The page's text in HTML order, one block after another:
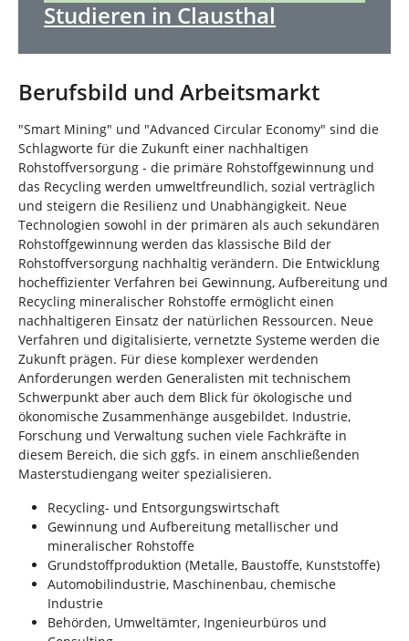
Studieren in Clausthal
Berufsbild und Arbeitsmarkt
"Smart Mining" und "Advanced Circular Economy" sind die
Schlagworte für die Zukunft einer nachhaltigen
Rohstoffversorgung - die primäre Rohstoffgewinnung und
das Recycling werden umweltfreundlich, sozial verträglich
und steigern die Resilienz und Unabhängigkeit. Neue
Technologien sowohl in der primären als auch sekundären
Rohstoffgewinnung werden das klassische Bild der
Rohstoffversorgung nachhaltig verändern. Die Entwicklung
hocheffizienter Verfahren bei Gewinnung, Aufbereitung und
Recycling mineralischer Rohstoffe ermöglicht einen
nachhaltigeren Einsatz der natürlichen Ressourcen. Neue
Verfahren und digitalisierte, vernetzte Systeme werden die
Zukunft prägen. Für diese komplexer werdenden
Anforderungen werden Generalisten mit technischem
Schwerpunkt aber auch dem Blick für ökologische und
ökonomische Zusammenhänge ausgebildet. Industrie,
Forschung und Verwaltung suchen viele Fachkräfte in
diesem Bereich, die sich ggfs. in einem anschließenden
Masterstudiengang weiter spezialisieren.
Recycling- und Entsorgungswirtschaft
Gewinnung und Aufbereitung metallischer und
mineralischer Rohstoffe
Grundstoffproduktion (Metalle, Baustoffe, Kunststoffe)
Automobilindustrie, Maschinenbau, chemische
Industrie
Behörden, Umweltämter, Ingenieurbüros und